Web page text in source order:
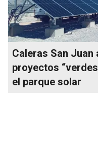
Caleras San Juan
proyectos
el parque solar